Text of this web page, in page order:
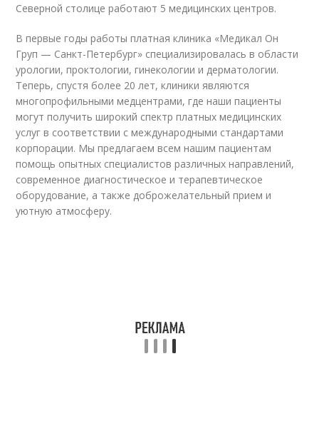
Северной столице работают 5 медицинских центров.
В первые годы работы платная клиника «Медикал Он
Груп — Санкт-Петербург» специализировалась в области
урологии, проктологии, гинекологии и дерматологии.
Теперь, спустя более 20 лет, клиники являются
многопрофильными медцентрами, где наши пациенты
могут получить широкий спектр платных медицинских
услуг в соответствии с международными стандартами
корпорации. Мы предлагаем всем нашим пациентам
помощь опытных специалистов различных направлений,
современное диагностическое и терапевтическое
оборудование, а также доброжелательный прием и
уютную атмосферу.